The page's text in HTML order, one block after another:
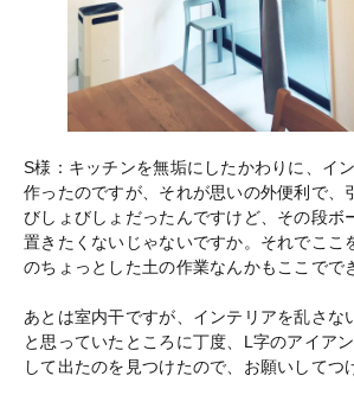
S様：キッチンを無垢にしたかわりに、イ
作ったのですが、それが思いの外便利で、
びしょびしょだったんですけど、その段ボ
置きたくないじゃないですか。それでここ
のちょっとした土の作業なんかもここでで
あとは室内干ですが、インテリアを乱さな
と思っていたところに丁度、L字のアイア
して出たのを見つけたので、お願いしてつ